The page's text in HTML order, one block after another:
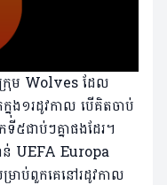
ក្រុម Wolves ដែល
ង១រដូវកាល បើគិតចាប់
៥ជាប់ៗគ្នាផងដែរ។
ាន់ UEFA Europa
ាប់ពួកគេនៅរដូវកាល